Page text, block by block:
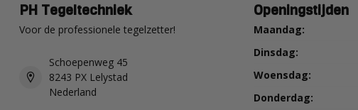
PH Tegeltechniek
Voor de professionele tegelzetter!
Schoepenweg 45
8243 PX Lelystad
Nederland
Openingstijden
Maandag:
Dinsdag:
Woensdag:
Donderdag: